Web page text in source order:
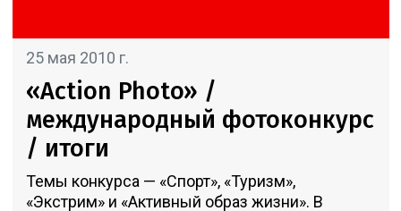
25 мая 2010 г.
«Action Photo» /
международный фотоконкурс
/ итоги
Темы конкурса — «Спорт», «Туризм»,
«Экстрим» и «Активный образ жизни». В